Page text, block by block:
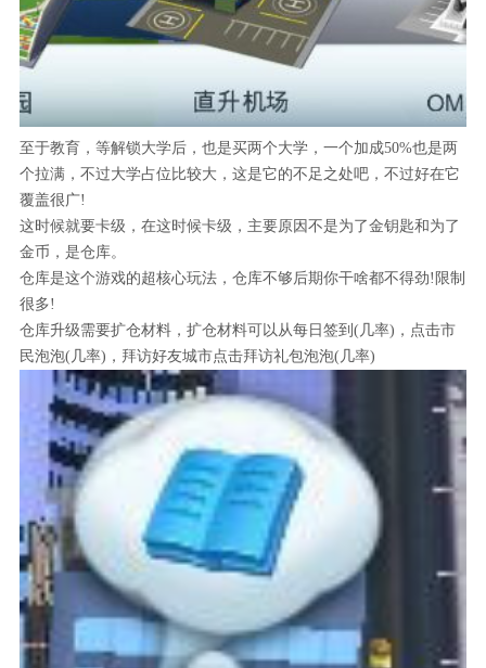
至于教育，等解锁大学后，也是买两个大学，一个加成50%也是两
个拉满，不过大学占位比较大，这是它的不足之处吧，不过好在它
覆盖很广!
这时候就要卡级，在这时候卡级，主要原因不是为了金钥匙和为了
金币，是仓库。
仓库是这个游戏的超核心玩法，仓库不够后期你干啥都不得劲!限制
很多!
仓库升级需要扩仓材料，扩仓材料可以从每日签到(几率)，点击市
民泡泡(几率)，拜访好友城市点击拜访礼包泡泡(几率)